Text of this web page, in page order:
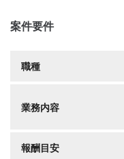
案件要件
職種
業務内容
報酬目安